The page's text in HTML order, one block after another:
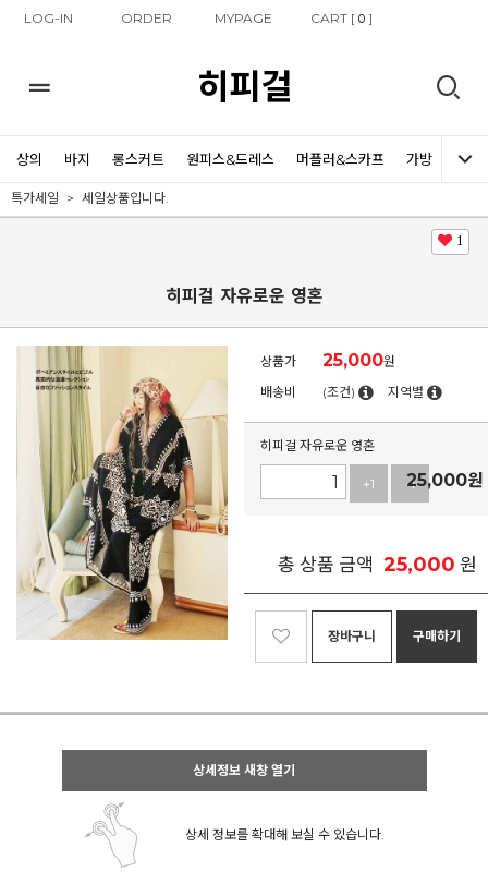
LOG-IN ORDER MYPAGE CART [0 ]
히피걸
상의 바지 롱스커트 원피스&드레스 머플러&스카프 가방 신발
특가세일 세일상품입니다.
1
히피걸 자유로운 영혼
상품가 25,000원
배송비
(조건) 지역별
히피걸 자유로운 영혼
+1 -1
25,000원
총 상품 금액 25,000 원
장바구니 구매하기
상세정보 새창 열기
상세 정보를 확대해 보실 수 있습니다.